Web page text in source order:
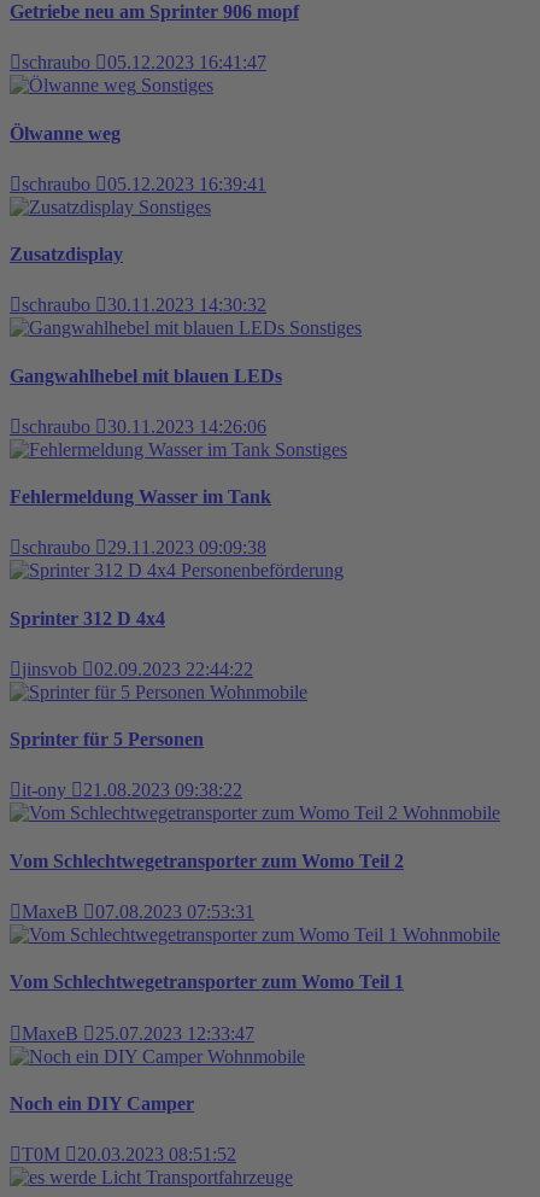
Getriebe neu am Sprinter 906 mopf
schraubo
05.12.2023 16:41:47
Sonstiges
Ölwanne weg
schraubo
05.12.2023 16:39:41
Sonstiges
Zusatzdisplay
schraubo
30.11.2023 14:30:32
Sonstiges
Gangwahlhebel mit blauen LEDs
schraubo
30.11.2023 14:26:06
Sonstiges
Fehlermeldung Wasser im Tank
schraubo
29.11.2023 09:09:38
Personenbeförderung
Sprinter 312 D 4x4
jinsvob
02.09.2023 22:44:22
Wohnmobile
Sprinter für 5 Personen
it-ony
21.08.2023 09:38:22
Wohnmobile
Vom Schlechtwegetransporter zum Womo Teil 2
MaxeB
07.08.2023 07:53:31
Wohnmobile
Vom Schlechtwegetransporter zum Womo Teil 1
MaxeB
25.07.2023 12:33:47
Wohnmobile
Noch ein DIY Camper
T0M
20.03.2023 08:51:52
Transportfahrzeuge